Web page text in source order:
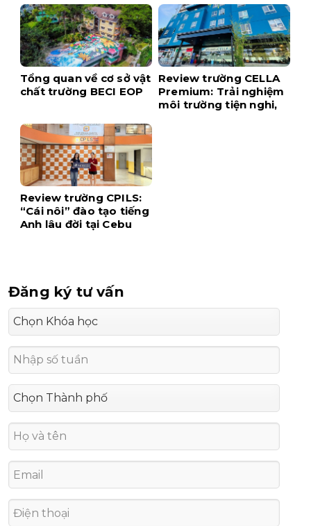
Tổng quan về cơ sở vật
chất trường BECI EOP
Review trường CELLA
Premium: Trải nghiệm
môi trường tiện nghi,
Review trường CPILS:
“Cái nôi” đào tạo tiếng
Anh lâu đời tại Cebu
Đăng ký tư vấn